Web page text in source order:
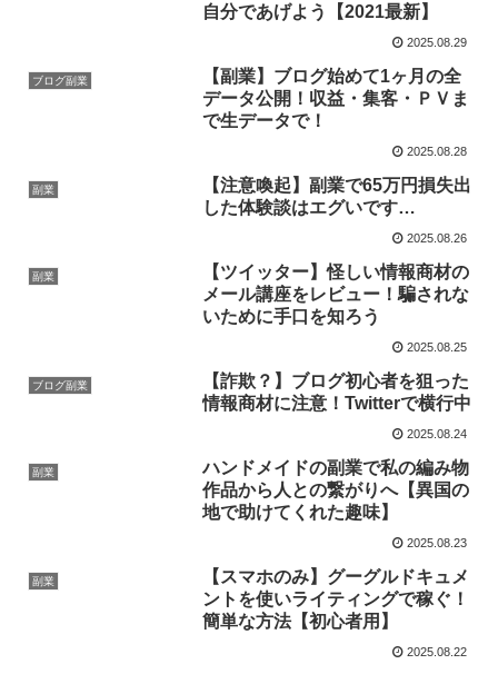
自分であげよう【2021最新】
2025.08.29
ブログ副業
【副業】ブログ始めて1ヶ月の全
データ公開！収益・集客・ＰＶま
で生データで！
2025.08.28
副業
【注意喚起】副業で65万円損失出
した体験談はエグいです…
2025.08.26
副業
【ツイッター】怪しい情報商材の
メール講座をレビュー！騙されな
いために手口を知ろう
2025.08.25
ブログ副業
【詐欺？】ブログ初心者を狙った
情報商材に注意！Twitterで横行中
2025.08.24
副業
ハンドメイドの副業で私の編み物
作品から人との繋がりへ【異国の
地で助けてくれた趣味】
2025.08.23
副業
【スマホのみ】グーグルドキュメ
ントを使いライティングで稼ぐ！
簡単な方法【初心者用】
2025.08.22